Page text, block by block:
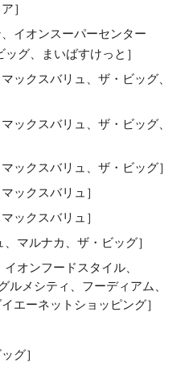
］
イオンスーパーセンター
ッグ、まいばすけっと］
ックスバリュ、ザ・ビッグ、
ックスバリュ、ザ・ビッグ、
ックスバリュ、ザ・ビッグ］
ックスバリュ］
ックスバリュ］
マルナカ、ザ・ビッグ］
オンフードスタイル、
ルメシティ、フーディアム、
エーネットショッピング］
グ］